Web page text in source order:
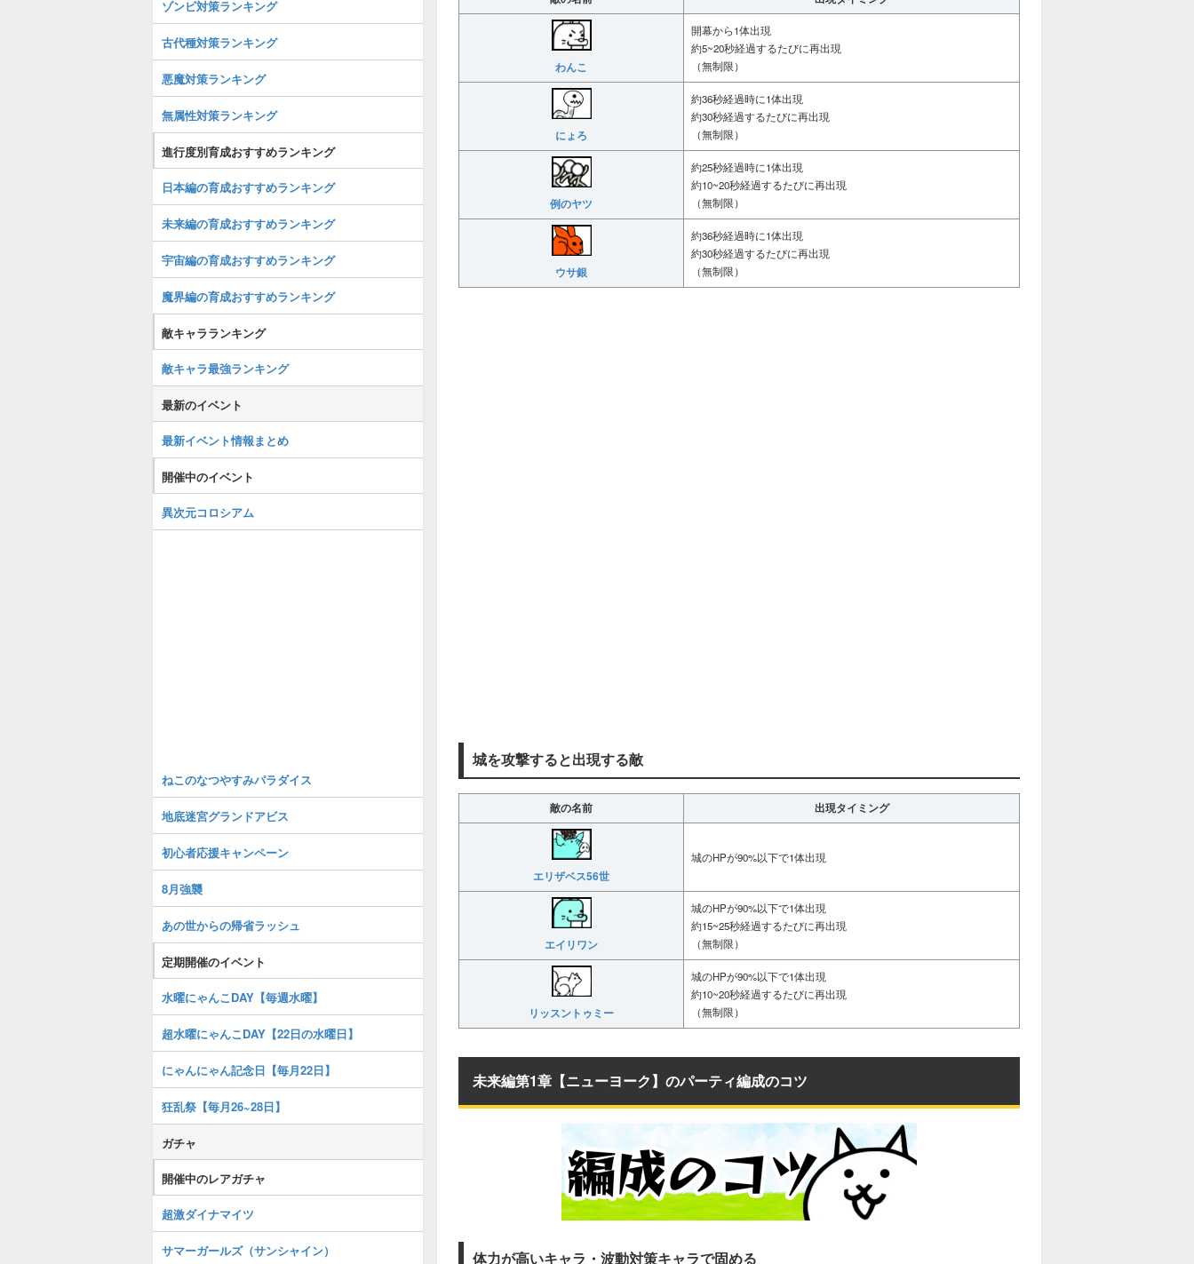
わんこ
開幕から1体出現
約5~20秒経過するたびに再出現
（無制限）
にょろ
約36秒経過時に1体出現
約30秒経過するたびに再出現
（無制限）
例のヤツ
約25秒経過時に1体出現
約10~20秒経過するたびに再出現
（無制限）
ウサ銀
約36秒経過時に1体出現
約30秒経過するたびに再出現
（無制限）
城を攻撃すると出現する敵
敵の名前 出現タイミング
エリザベス56世
城のHPが90%以下で1体出現
エイリワン
城のHPが90%以下で1体出現
約15~25秒経過するたびに再出現
（無制限）
リッスントゥミー
城のHPが90%以下で1体出現
約10~20秒経過するたびに再出現
（無制限）
未来編第1章【ニューヨーク】のパーティ編成のコツ
体力が高いキャラ・波動対策キャラで固める
ゾンビ対策ランキング
古代種対策ランキング
悪魔対策ランキング
無属性対策ランキング
進行度別育成おすすめランキング
日本編の育成おすすめランキング
未来編の育成おすすめランキング
宇宙編の育成おすすめランキング
魔界編の育成おすすめランキング
敵キャラランキング
敵キャラ最強ランキング
最新のイベント
最新イベント情報まとめ
開催中のイベント
異次元コロシアム
ねこのなつやすみパラダイス
地底迷宮グランドアビス
初心者応援キャンペーン
8月強襲
あの世からの帰省ラッシュ
定期開催のイベント
水曜にゃんこDAY【毎週水曜】
超水曜にゃんこDAY【22日の水曜日】
にゃんにゃん記念日【毎月22日】
狂乱祭【毎月26~28日】
ガチャ
開催中のレアガチャ
超激ダイナマイツ
サマーガールズ（サンシャイン）